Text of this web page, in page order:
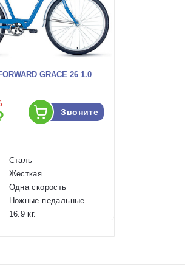
GRACE 26 1.0
Звоните
Сталь
Жесткая
Одна скорость
Ножные педальные
16.9 кг.